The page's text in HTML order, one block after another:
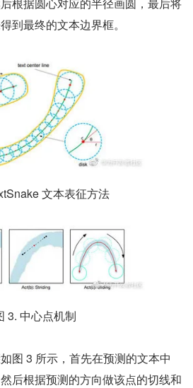
到最终的文本边界框。
文本表征方法
3. 中心点机制
图 3 所示，首先在预测的文本中
后根据预测的方向做该点的切线和